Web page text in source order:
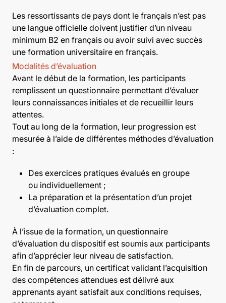
Les ressortissants de pays dont le français n’est pas
une langue officielle doivent justifier d’un niveau
minimum B2 en français ou avoir suivi avec succès
une formation universitaire en français.
Modalités d’évaluation
Avant le début de la formation, les participants
remplissent un questionnaire permettant d’évaluer
leurs connaissances initiales et de recueillir leurs
attentes.
Tout au long de la formation, leur progression est
mesurée à l’aide de différentes méthodes d’évaluation
:
Des exercices pratiques évalués en groupe
ou individuellement ;
La préparation et la présentation d’un projet
d’évaluation complet.
À l’issue de la formation, un questionnaire
d’évaluation du dispositif est soumis aux participants
afin d’apprécier leur niveau de satisfaction.
En fin de parcours, un certificat validant l’acquisition
des compétences attendues est délivré aux
apprenants ayant satisfait aux conditions requises,